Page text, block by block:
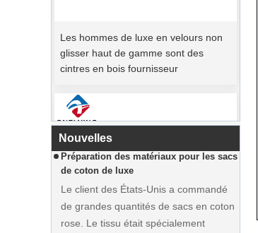
cintres en bois fournisseur
Nouvelles
prévoyaient de commencer des
vacances. Factory se précipite en
marchandises après les vacances.
Préparation des matériaux pour les sacs
de coton de luxe
Le client des États-Unis a commandé
rose. Le tissu était spécialement
personnalisé à partir d'usine de tissus.